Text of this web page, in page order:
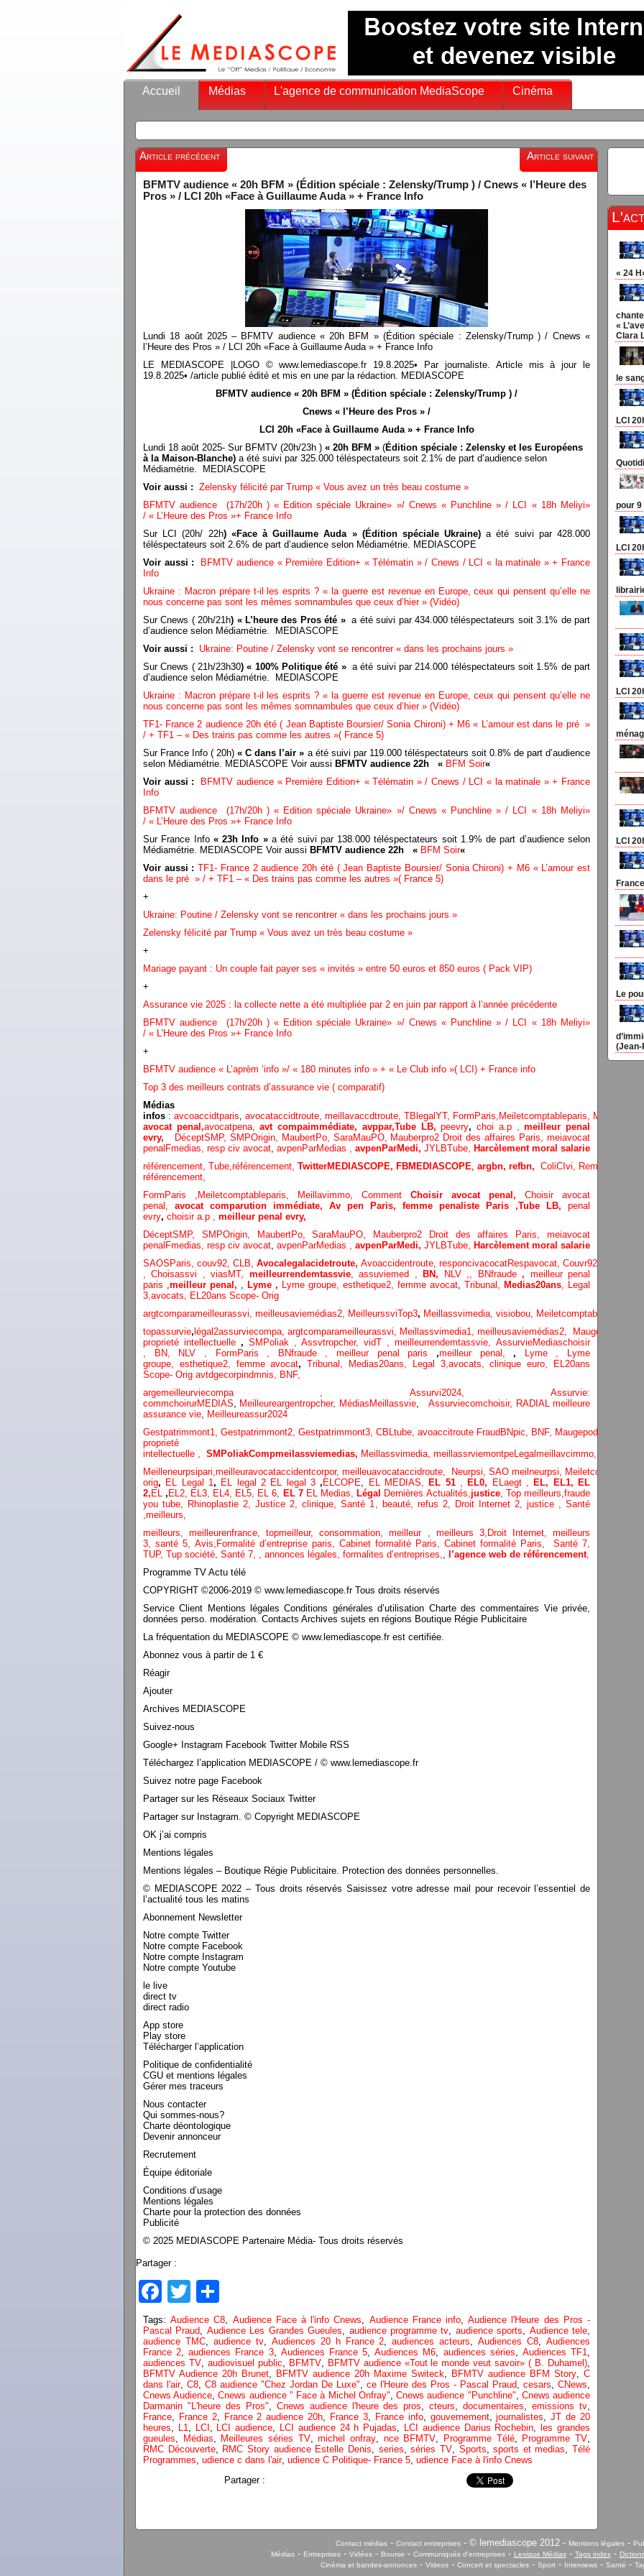
Accueil Médias L'agence de communication MediaScope Cinéma
Article précédent Article suivant
BFMTV audience « 20h BFM » (Édition spéciale : Zelensky/Trump ) / Cnews « l’Heure des
Pros » / LCI 20h «Face à Guillaume Auda » + France Info
Lundi 18 août 2025 – BFMTV audience « 20h BFM » (Édition spéciale : Zelensky/Trump ) / Cnews «
l’Heure des Pros » / LCI 20h «Face à Guillaume Auda » + France Info
LE MEDIASCOPE |LOGO © www.lemediascope.fr 19.8.2025• Par journaliste. Article mis à jour le
19.8.2025• /article publié édité et mis en une par la rédaction. MEDIASCOPE
BFMTV audience « 20h BFM » (Édition spéciale : Zelensky/Trump ) /
Cnews « l’Heure des Pros » /
LCI 20h «Face à Guillaume Auda » + France Info
Lundi 18 août 2025- Sur BFMTV (20h/23h ) « 20h BFM » (Édition spéciale : Zelensky et les Européens
à la Maison-Blanche) a été suivi par 325.000 téléspectateurs soit 2.1% de part d’audience selon
Médiamétrie. MEDIASCOPE
Voir aussi : Zelensky félicité par Trump « Vous avez un très beau costume »
BFMTV audience (17h/20h ) « Edition spéciale Ukraine» »/ Cnews « Punchline » / LCI « 18h Meliyi»
/ « L’Heure des Pros »+ France Info
Sur LCI (20h/ 22h) «Face à Guillaume Auda » (Édition spéciale Ukraine)a été suivi par 428.000
téléspectateurs soit 2.6% de part d’audience selon Médiamétrie. MEDIASCOPE
Voir aussi :
BFMTV audience « Première Edition+ « Télématin » / Cnews / LCI « la matinale » + France
Info
Ukraine : Macron prépare t-il les esprits ? « la guerre est revenue en Europe, ceux qui pensent qu’elle ne
nous concerne pas sont les mêmes somnambules que ceux d’hier » (Vidéo)
Sur Cnews ( 20h/21h) « L’heure des Pros été »a été suivi par 434.000 téléspectateurs soit 3.1% de part
d’audience selon Médiamétrie. MEDIASCOPE
Voir aussi : Ukraine: Poutine / Zelensky vont se rencontrer « dans les prochains jours »
Sur Cnews ( 21h/23h30) « 100% Politique été »a été suivi par 214.000 téléspectateurs soit 1.5% de part
d’audience selon Médiamétrie. MEDIASCOPE
Ukraine : Macron prépare t-il les esprits ? « la guerre est revenue en Europe, ceux qui pensent qu’elle ne
nous concerne pas sont les mêmes somnambules que ceux d’hier » (Vidéo)
TF1- France 2 audience 20h été( Jean Baptiste Boursier/ Sonia Chironi) + M6 « L’amour est dans le pré »
/ + TF1 – « Des trains pas comme les autres »( France 5)
Sur France Info ( 20h)« C dans l’air » a été suivi par 119.000 téléspectateurs soit 0.8% de part d’audience
selon Médiamétrie. MEDIASCOPE Voir aussi BFMTV audience 22h « BFM Soir«
Voir aussi :
BFMTV audience « Première Edition+ « Télématin » / Cnews / LCI « la matinale » + France
Info
BFMTV audience (17h/20h ) « Edition spéciale Ukraine» »/ Cnews « Punchline » / LCI « 18h Meliyi»
/ « L’Heure des Pros »+ France Info
Sur France Info « 23h Info »a été suivi par 138.000 téléspectateurs soit 1.9% de part d’audience selon
Médiamétrie. MEDIASCOPE Voir aussi BFMTV audience 22h « BFM Soir«
Voir aussi :TF1- France 2 audience 20h été ( Jean Baptiste Boursier/ Sonia Chironi) + M6 « L’amour est
dans le pré » / + TF1 – « Des trains pas comme les autres »( France 5)
+
Ukraine: Poutine / Zelensky vont se rencontrer « dans les prochains jours »
Zelensky félicité par Trump « Vous avez un très beau costume »
+
Mariage payant : Un couple fait payer ses « invités » entre 50 euros et 850 euros ( Pack VIP)
+
Assurance vie 2025 : la collecte nette a été multipliée par 2 en juin par rapport à l’année précédente
BFMTV audience (17h/20h ) « Edition spéciale Ukraine» »/ Cnews « Punchline » / LCI « 18h Meliyi»
/ « L’Heure des Pros »+ France Info
+
BFMTV audience « L’aprèm ‘info »/ « 180 minutes info » + « Le Club info »( LCI) + France info
Top 3 des meilleurs contrats d’assurance vie ( comparatif)
Médias
infos : avcoaccidtparis avocataccidtroute, meillavaccdtroute, TBlegalYT, FormParis, Meiletcomptableparis
avocat penal,avocatpena,avt compaimmédiate, avppar,Tube LB,peevry,choi a.p ,meilleur penal
evry,
DéceptSMP, SMPOrigin, MaubertPo, SaraMauPO, Mauberpro2 Droit des affaires Paris,meiavocat
penalFmedias, resp civ avocat avpenParMedias , avpenParMedi, JYLBTube,
Harcèlement moral salarie
référencement, Tube,référencement, TwitterMEDIASCOPE, FBMEDIASCOPE argbn, refbn, ColiCIvi, Remypics
référencement,
FormParis ,
Meiletcomptableparis Meillavimmo, Comment Choisir avocat penal, Choisir avocat
penal, avocat comparution immédiate, Av pen Paris, femme penaliste Paris ,Tube LB, penal
evry, choisir a.p , meilleur penal evry,
DéceptSMP, SMPOrigin, MaubertPo,SaraMauPO, Mauberpro2 Droit des affaires Paris,meiavocat
penalFmedias, resp civ avocat avpenParMedias , avpenParMedi, JYLBTube,
Harcèlement moral salarie
SAOSParis, couv92, CLB, Avocalegalacidetroute, Avoaccidentroute, responcivacocatRespavocat, Couvr92,
,Choisassvi ,viasMT, meilleurrendemtassvie,assuviemed , BN, NLV , BNfraude, meilleur penal
paris
meilleur penal, Lyme , Lyme groupe, esthetique2, femme avocat Tribunal, Medias20ans
Legal
3 avocats,
EL20ans Scope- Orig
argtcomparameilleurassvi, meilleusaviemédias2, MeilleurssviTop3, Meillassvimedia, visiobou Meiletcomptableparis
topassurvie, légal2assurviecompa, argtcomparameilleurassvi, Meillassvimedia1, meilleusaviemédias2, Maugepodecep,
proprieté intellectuelle , SMPoliak ,Assvtropcher,vidT ,meilleurrendemtassvie,AssurvieMediaschoisir
BN, NLV , FormParis , BNfraude , meilleur penal paris ,meilleur penal,, Lyme ,
Lyme
groupe, esthetique2, femme avocat,Tribunal, Medias20ans, Legal 3, avocats, cliniqueeuro,
EL20ans
Scope- Orig avtdgecorpindmnis,
BNF,
argemeilleurviecompa , Assurvi2024,Assurvie:
commchoirurMEDIAS
Meilleureargentropcher, Médias Meillassvie,Assurviecomchoisir, RADIAL meilleure
assurance vie
Meilleureassur2024
Gestpatrimmont1, Gestpatrimmont2, Gestpatrimmont3, CBLtube, avoaccitroute FraudBNpic, BNF, Maugepodecep,
proprieté
intellectuelle
SMPoliakCompmeilassviemedias, Meillassvimedia, meillassrviemontpe Legalmeillavcimmo,
Meilleneurpsipari, meilleuravocataccidentcorpor, meilleuavocataccidroute, Neurpsi, SAO meilneurpsi,
orig, EL Legal 1, EL legal 2 EL legal 3 , ELCOPE EL MEDIAS, EL 51, EL0, ELaegt , EL, EL1, EL
2, EL , EL2, EL3, EL4, EL5, EL 6, EL 7 EL Medias, Légal Dernières Actualités, justice, Top meilleurs ,fraude
you tube
Rhinoplastie 2 ,Justice 2 ,clinique ,Santé 1 , beauté, refus 2, Droit Internet 2, justice, Santé
meilleurs
meilleurs ,meilleurenfrance,topmeilleur,consommation , meilleur , meilleurs 3, Droit Internet,meilleurs
3,
santé 5, Avis Formalité d’entreprise paris, Cabinet formalité Paris, Cabinet formalité Paris,
Santé 7,
TUP, Tup société, Santé 7 annonces légales, formalites d’entreprises, l’agence web de référencement,
Programme TV Actu télé
COPYRIGHT ©2006-2019 © www.lemediascope.fr Tous droits réservés
Service Client Mentions légales Conditions générales d’utilisation Charte des commentaires Vie privée,
données perso. modération. Contacts Archives sujets en régions Boutique Régie Publicitaire
La fréquentation du MEDIASCOPE © www.lemediascope.fr est certifiée.
Abonnez vous à partir de 1 €
Réagir
Ajouter
Archives MEDIASCOPE
Suivez-nous
Google+ Instagram Facebook Twitter Mobile RSS
Téléchargez l’application MEDIASCOPE / © www.lemediascope.fr
Suivez notre page Facebook
Partager sur les Réseaux Sociaux Twitter
Partager sur Instagram. © Copyright MEDIASCOPE
OK j’ai compris
Mentions légales
Mentions légales – Boutique Régie Publicitaire. Protection des données personnelles.
© MEDIASCOPE 2022 – Tous droits réservés Saisissez votre adresse mail pour recevoir l’essentiel de
l’actualité tous les matins
Abonnement Newsletter
Notre compte Twitter
Notre compte Facebook
Notre compte Instagram
Notre compte Youtube
le live
direct tv
direct radio
App store
Play store
Télécharger l’application
Politique de confidentialité
CGU et mentions légales
Gérer mes traceurs
Nous contacter
Qui sommes-nous?
Charte déontologique
Devenir annonceur
Recrutement
Équipe éditoriale
Conditions d’usage
Mentions légales
Charte pour la protection des données
Publicité
© 2025 MEDIASCOPE Partenaire Média- Tous droits réservés
Partager :
Facebook
Twitter
Tags:Audience C8 Audience Face à l'info Cnews Audience France info ,Audience l'Heure des Pros -
Pascal Praud
Audience Les Grandes Gueules audience programme tv audience sports Audience tele
audience TMC, audience tv, Audiences 20 h France 2 ,audiences acteurs ,Audiences C8 ,Audiences
France 2 ,audiences France 3, Audiences France 5 ,Audiences M6 audiences séries Audiences TF1
audiences TV, audiovisuel public BFMTV, BFMTV audience «Tout le monde veut savoir» ( B. Duhamel)
BFMTV Audience 20h Brunet
BFMTV audience 20h Maxime Switeck BFMTV audience BFM Story
C
dans l'air, C8 C8 audience "Chez Jordan De Luxe" ce l'Heure des Pros - Pascal Praud cesars CNews
Cnews Audience ,Cnews audience " Face à Michel Onfray" ,Cnews audience "Punchline" Cnews audience
Darmanin "L'heure des Pros"
Cnews audience l'heure des pros ,cteurs ,documentaires ,emissions tv
France
France 2, France 2 audience 20h France 3, France info, gouvernement,journalistes ,JT de 20
heures
L1 LCI LCI audience LCI audience 24 h Pujadas LCI audience Darius Rochebin
les grandes
gueules
Médias Meilleures séries TV,michel onfray nce BFMTV Programme Télé, Programme TV
RMC Découverte, RMC Story audience Estelle Denis series ,séries TV, Sports ,sports et medias ,Télé
Programmes udience c dans l'air, udience C Politique- France 5 udience Face à l'info Cnews
Partager :
« 24
«
Clara
le
LCI
pour 9
LCI
LCI
LCI
Le
(Jean-
Contact médias- Contact entreprises- © lemediascope 2012 - Mentions légales-
Médias- Entreprises- Vidéos- Bourse - Communiqués d'entreprises- Lexique Médias- Tags index-
Cinéma et bandes-annonces- Videos- Concert et spectacles- Sport- Interviews- Santé -